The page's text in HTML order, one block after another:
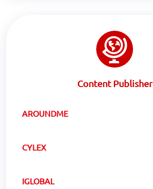
Content Publisher
AROUNDME
CYLEX
IGLOBAL